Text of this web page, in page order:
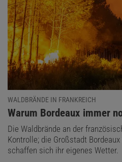
WALDBRÄNDE IN FRANKREICH
:
Warum Bordeaux immer
Die Waldbrände an der
Kontrolle; die Großstadt
schaffen sich ihr eigenes Wetter.